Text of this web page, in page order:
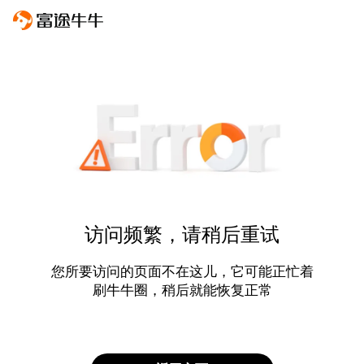
访问频繁，请稍后重试
您所要访问的页面不在这儿，它可能正忙着
刷牛牛圈，稍后就能恢复正常